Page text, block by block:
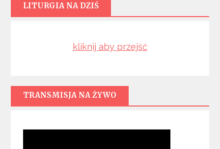
LITURGIA NA DZIŚ
kliknij aby przejść
TRANSMISJA NA ŻYWO